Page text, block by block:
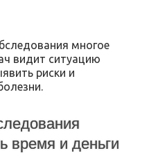
многое
видит ситуацию
риски и
время и деньги